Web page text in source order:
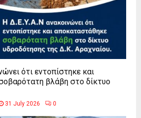
ότι εντοπίστηκε και
βλάβη στο δίκτυο
31 July 2026 0